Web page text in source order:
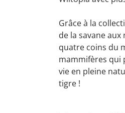
Grâce à la
de la savane
quatre coins du
mammifères qui
vie en pleine
tigre !